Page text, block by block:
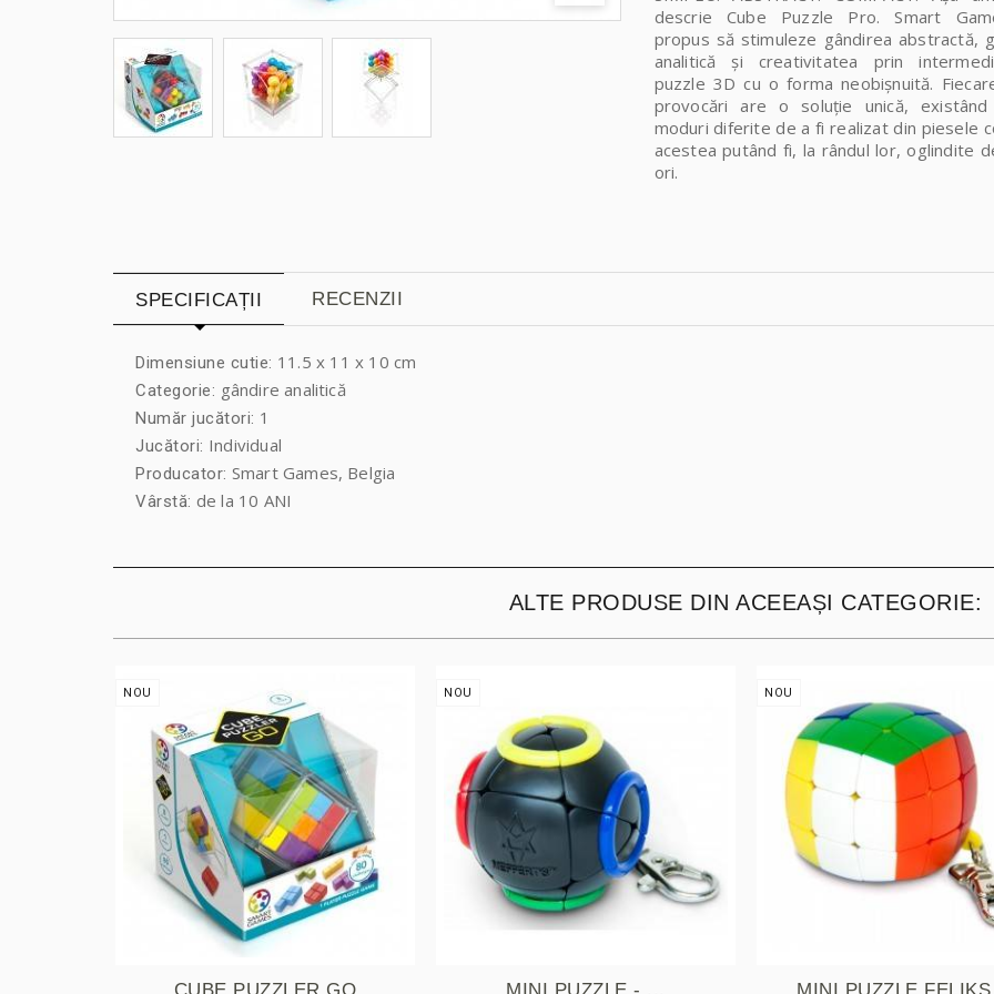
descrie Cube Puzzle Pro. Smart
propus să stimuleze gândirea abstractă,
analitică și creativitatea prin
puzzle 3D cu o forma neobișnuită.
provocări are o soluție unică,
moduri diferite de a fi realizat din piesele
acestea putând fi, la rândul lor, oglindite
ori.
SPECIFICAȚII RECENZII
Dimensiune cutie: 11.5 x 11 x 10 cm
Categorie: gândire analitică
Număr jucători: 1
Jucători: Individual
Producator: Smart Games, Belgia
Vârstă: de la 10 ANI
ALTE PRODUSE DIN ACEEAȘI CATEGORIE:
NOU
CUBE PUZZLER GO
NOU
MINI PUZZLE - ...
NOU
MINI PUZZLE